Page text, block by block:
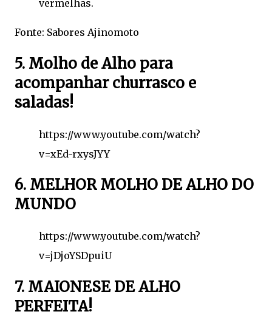
vermelhas.
Fonte: Sabores Ajinomoto
5. Molho de Alho para
acompanhar churrasco e
saladas!
https://www.youtube.com/watch?
v=xEd-rxysJYY
6. MELHOR MOLHO DE ALHO DO
MUNDO
https://www.youtube.com/watch?
v=jDjoYSDpuiU
7. MAIONESE DE ALHO
PERFEITA!